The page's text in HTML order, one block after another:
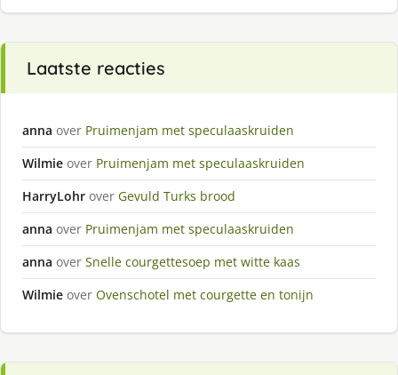
Laatste reacties
anna over Pruimenjam met speculaaskruiden
Wilmie over Pruimenjam met speculaaskruiden
HarryLohr over Gevuld Turks brood
anna over Pruimenjam met speculaaskruiden
anna over Snelle courgettesoep met witte kaas
Wilmie over Ovenschotel met courgette en tonijn